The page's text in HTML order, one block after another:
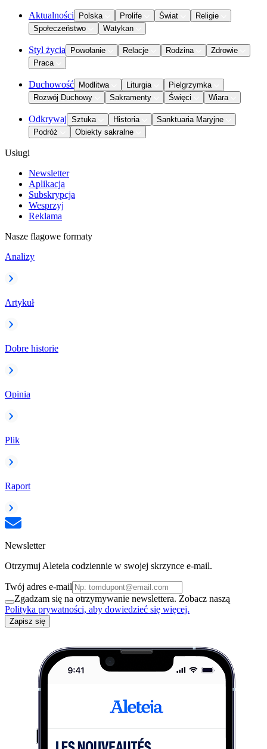
Aktualności Polska Prolife Świat
Religie
Społeczeństwo
Watykan
Styl życia Powołanie Relacje Rodzina
Zdrowie
Praca
Duchowość Modlitwa Liturgia
Pielgrzymka
Rozwój Duchowy
Sakramenty Święci Wiara
Odkrywaj Sztuka Historia
Sanktuaria Maryjne
Podróż
Obiekty sakralne
Usługi
Newsletter
Aplikacja
Subskrypcja
Wesprzyj
Reklama
Nasze flagowe formaty
Analizy
Artykuł
Dobre historie
Opinia
Plik
Raport
Newsletter
Otrzymuj Aleteia codziennie w swojej skrzynce e-mail.
Twój adres e-mail
Zgadzam się na otrzymywanie newslettera. Zobacz naszą
Polityka prywatności, aby dowiedzieć się więcej.
Zapisz się